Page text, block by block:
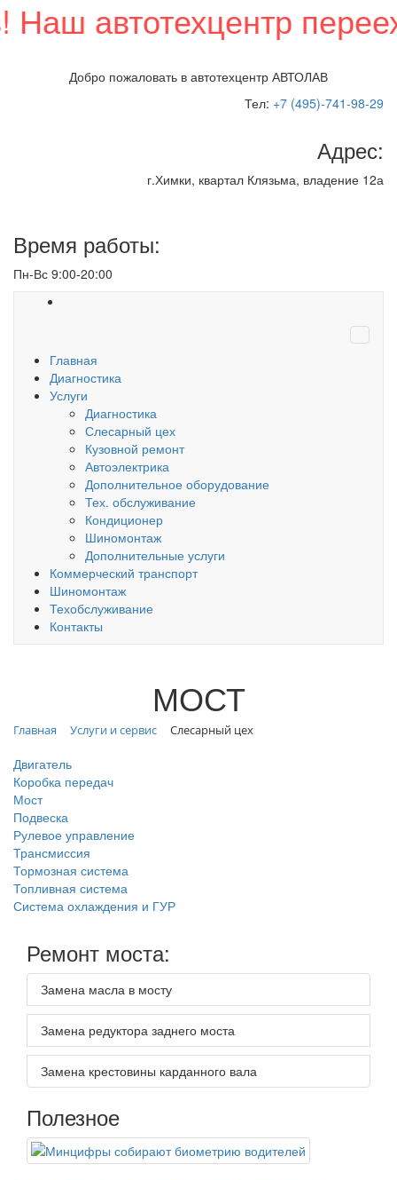
автотехцентр
Добро пожаловать в автотехцентр АВТОЛАВ
Тел: +7 (495)-741-98-29
Адрес:
г.Химки, квартал Клязьма, владение 12а
Время работы:
Пн-Вс 9:00-20:00
Главная
Диагностика
Услуги
Диагностика
Слесарный цех
Кузовной ремонт
Автоэлектрика
Дополнительное оборудование
Тех. обслуживание
Кондиционер
Шиномонтаж
Дополнительные услуги
Коммерческий транспорт
Шиномонтаж
Техобслуживание
Контакты
МОСТ
Главная Услуги и сервис Слесарный цех
Двигатель
Коробка передач
Мост
Подвеска
Рулевое управление
Трансмиссия
Тормозная система
Топливная система
Система охлаждения и ГУР
Ремонт моста:
Замена масла в мосту
Замена редуктора заднего моста
Замена крестовины карданного вала
Полезное